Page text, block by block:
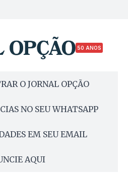
50 ANOS
O JORNAL OPÇÃO
NO SEU WHATSAPP
EM SEU EMAIL
AQUI